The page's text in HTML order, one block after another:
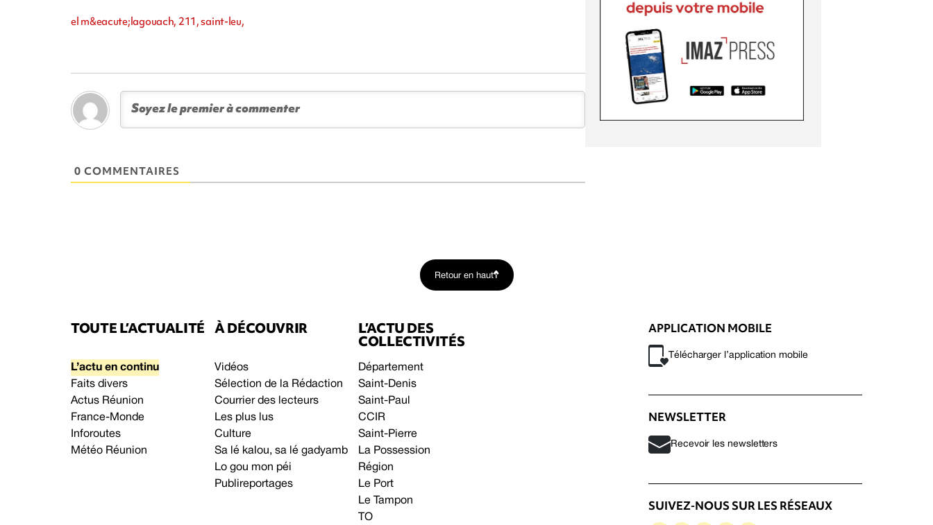
el m&eacute;lagouach, 211, saint-leu,
0 COMMENTAIRES
Retour en haut
TOUTE L’ACTUALITÉ
L’actu en continu
Faits divers
Actus Réunion
France-Monde
Inforoutes
Météo Réunion
À DÉCOUVRIR
Vidéos
Sélection de la Rédaction
Courrier des lecteurs
Les plus lus
Culture
Sa lé kalou, sa lé gadyamb
Lo gou mon péi
Publireportages
L’ACTU DES
COLLECTIVITÉS
Département
Saint-Denis
Saint-Paul
CCIR
Saint-Pierre
La Possession
Région
Le Port
Le Tampon
TO
APPLICATION MOBILE
Télécharger l’application mobile
NEWSLETTER
Recevoir les newsletters
SUIVEZ-NOUS SUR LES RÉSEAUX